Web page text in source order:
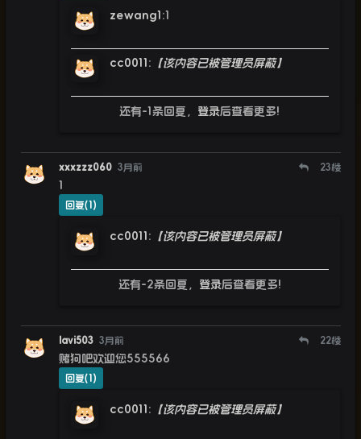
zewang1 :1
cc0011 : 【该内容已被管理员屏蔽】
还有-1条回复， 登录后查看更多!
xxxzzz060 3月前 23楼
1
回复(1)
cc0011 : 【该内容已被管理员屏蔽】
还有-2条回复， 登录后查看更多!
lavi503 3月前 22楼
赌狗吧欢迎您555566
回复(1)
cc0011 : 【该内容已被管理员屏蔽】